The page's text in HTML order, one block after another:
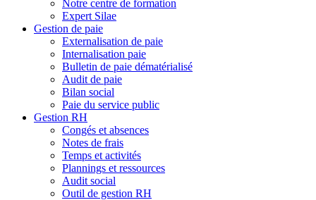
Notre centre de formation
Expert Silae
Gestion de paie
Externalisation de paie
Internalisation paie
Bulletin de paie dématérialisé
Audit de paie
Bilan social
Paie du service public
Gestion RH
Congés et absences
Notes de frais
Temps et activités
Plannings et ressources
Audit social
Outil de gestion RH